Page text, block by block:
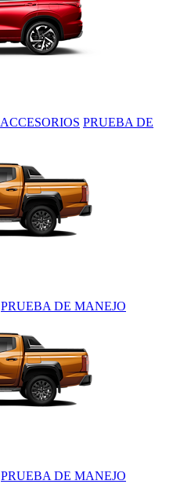
ACCESORIOS PRUEBA DE
PRUEBA DE MANEJO
PRUEBA DE MANEJO